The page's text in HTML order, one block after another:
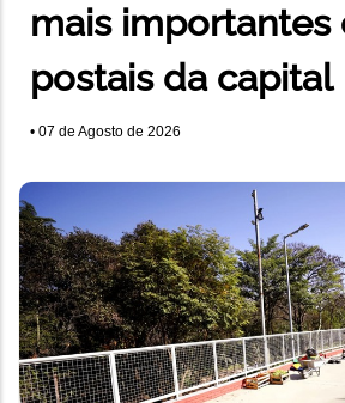
mais importantes
postais da capital
• 07 de Agosto de 2026